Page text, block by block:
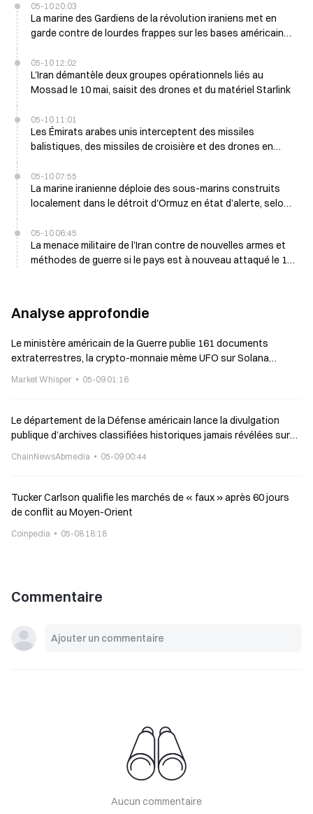
05-10 20:03
La marine des Gardiens de la révolution iraniens met en
garde contre de lourdes frappes sur les bases américaines
05-10 12:02
L’Iran démantèle deux groupes opérationnels liés au
Mossad le 10 mai, saisit des drones et du matériel Starlink
05-10 11:01
Les Émirats arabes unis interceptent des missiles
balistiques, des missiles de croisière et des drones en
05-10 07:55
La marine iranienne déploie des sous-marins construits
localement dans le détroit d'Ormuz en état d’alerte, selon
05-10 06:45
La menace militaire de l’Iran contre de nouvelles armes et
méthodes de guerre si le pays est à nouveau attaqué le 10
Analyse approfondie
Le ministère américain de la Guerre publie 161 documents
extraterrestres, la crypto-monnaie mème UFO sur Solana
Market Whisper 05-09 01:16
Le département de la Défense américain lance la divulgation
publique d’archives classifiées historiques jamais révélées sur
ChainNewsAbmedia 05-09 00:44
Tucker Carlson qualifie les marchés de « faux » après 60 jours
de conflit au Moyen-Orient
Coinpedia 05-08 18:18
Commentaire
Aucun commentaire